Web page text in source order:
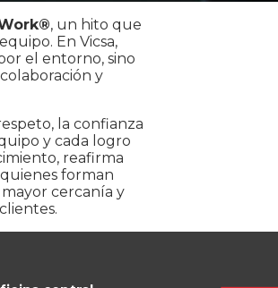
, un hito que
En Vicsa,
el entorno, sino
y
la confianza
y cada logro
reafirma
forman
cercanía y